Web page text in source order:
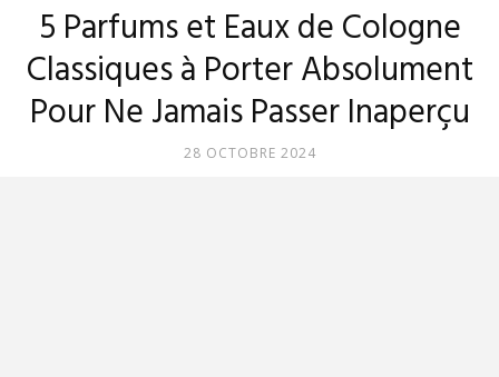
5 Parfums et Eaux de Cologne
Classiques à Porter Absolument
Pour Ne Jamais Passer Inaperçu
28 OCTOBRE 2024